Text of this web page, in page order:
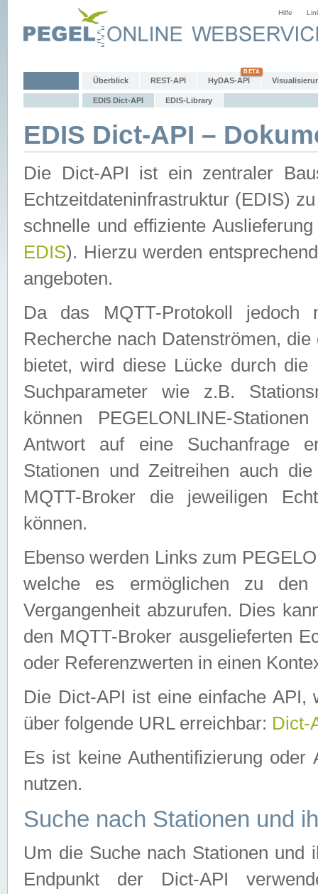
Hilfe
Überblick REST-API HyDAS-API
EDIS Dict-API EDIS-Library
EDIS Dict-API –
Die Dict-API ist ein zentraler
Echtzeitdateninfrastruktur (EDIS)
schnelle und effiziente
EDIS). Hierzu werden
angeboten.
Da das MQTT-Protokoll jedoch
Recherche nach Datenströmen,
bietet, wird diese Lücke durch die
Suchparameter wie z.B.
können PEGELONLINE-
Antwort auf eine Suchanfrage
Stationen und Zeitreihen auch
MQTT-Broker die jeweiligen
können.
Ebenso werden Links zum
welche es ermöglichen zu den
Vergangenheit abzurufen. Dies
den MQTT-Broker ausgelieferten
oder Referenzwerten in einen
Die Dict-API ist eine einfache API,
über folgende URL erreichbar: Dict-
Es ist keine Authentifizierung
nutzen.
Suche nach Stationen und
Um die Suche nach Stationen und
Endpunkt der Dict-API